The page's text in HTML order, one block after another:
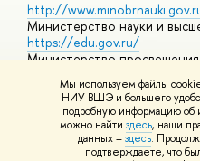
Мы используем файлы
НИУ ВШЭ и большего
подробную информацию об
можно найти здесь, наши
данных –здесь.
подтверждаете, что
http://
Министерство науки и
https://edu.gov.ru/
Министерство
https://elearning.hse.ru/mooc
Массовые открытые
© НИУ ВШЭ 1993–2026 Адреса